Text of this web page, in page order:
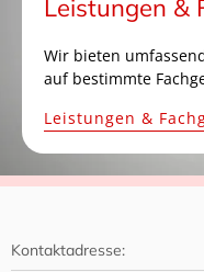
Leistungen &
Wir bieten
auf bestimmte
Leistungen &
Kontaktadresse: